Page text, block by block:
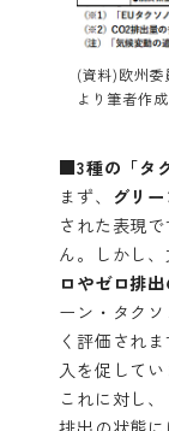
(資料)欧州委
より筆者作成
■3種の「タ
まず、
グリ
された表現
ん。しかし
ロやゼロ排
ーン・タク
く評価され
入を促して
これに対し、